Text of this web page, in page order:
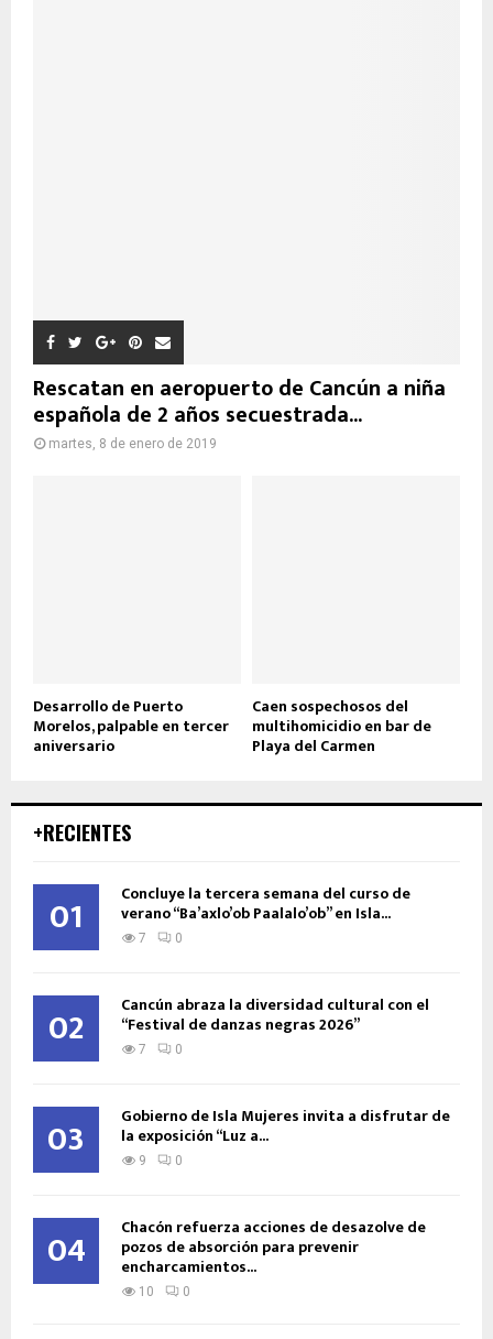
Rescatan en aeropuerto de Cancún a niña
española de 2 años secuestrada...
martes, 8 de enero de 2019
Desarrollo de Puerto
Morelos, palpable en tercer
aniversario
Caen sospechosos del
multihomicidio en bar de
Playa del Carmen
+RECIENTES
01 Concluye la tercera semana del curso de
verano “Ba’axlo’ob Paalalo’ob” en Isla...
7 0
02 Cancún abraza la diversidad cultural con el
“Festival de danzas negras 2026”
7 0
03 Gobierno de Isla Mujeres invita a disfrutar de
la exposición “Luz a...
9 0
04 Chacón refuerza acciones de desazolve de
pozos de absorción para prevenir
encharcamientos...
10 0